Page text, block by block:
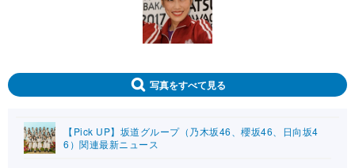
写真をすべて見る
【Pick UP】坂道グループ（乃木坂46、櫻坂46、日向坂4
6）関連最新ニュース